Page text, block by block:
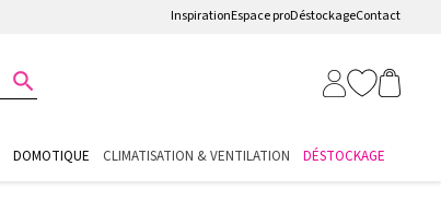
InspirationEspace proDéstockageContact

DOMOTIQUE CLIMATISATION & VENTILATION DÉSTOCKAGE